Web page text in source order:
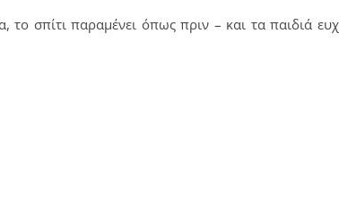
σπίτι παραμένει όπως πριν – και τα παιδιά